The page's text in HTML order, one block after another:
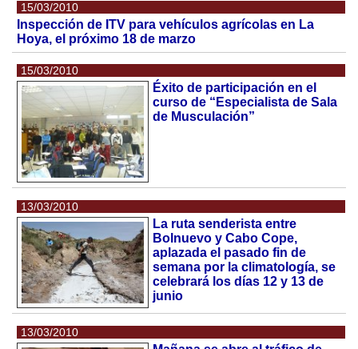
15/03/2010
Inspección de ITV para vehículos agrícolas en La
Hoya, el próximo 18 de marzo
15/03/2010
Éxito de participación en el
curso de “Especialista de Sala
de Musculación”
13/03/2010
La ruta senderista entre
Bolnuevo y Cabo Cope,
aplazada el pasado fin de
semana por la climatología, se
celebrará los días 12 y 13 de
junio
13/03/2010